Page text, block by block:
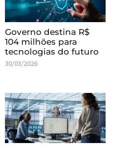
Governo destina R$
104 milhões para
tecnologias do futuro
30/03/2026